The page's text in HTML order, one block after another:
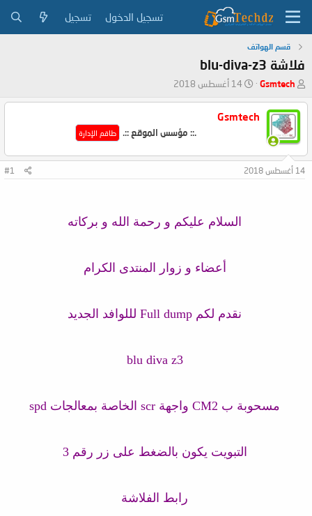
تسجيل الدخول تسجيل
قسم الهواتف
فلاشة blu-diva-z3
ب
د
ئ
ل
م
و
Gsmtech
ت
ي
ل
ب
14 أغسطس 2018
Gsmtech
.:: مؤسس الموقع ::. طاقم الإدارة
14 أغسطس 2018 #1
السلام عليكم و رحمة الله و بركاته
أعضاء و زوار المنتدى الكرام
نقدم لكم Full dump لللوافد الجديد
blu diva z3
مسحوبة ب CM2 واجهة scr الخاصة بمعالجات spd
التبويت يكون بالضغط على زر رقم 3
رابط الفلاشة